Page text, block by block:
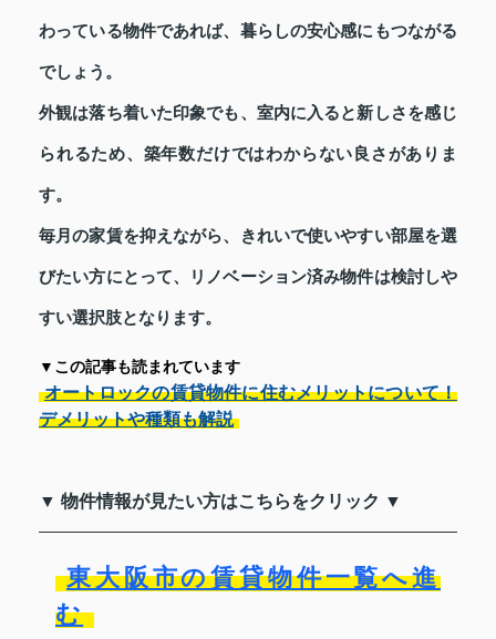
わっている物件であれば、暮らしの安心感にもつながる
でしょう。
外観は落ち着いた印象でも、室内に入ると新しさを感じ
られるため、築年数だけではわからない良さがありま
す。
毎月の家賃を抑えながら、きれいで使いやすい部屋を選
びたい方にとって、リノベーション済み物件は検討しや
すい選択肢となります。
▼この記事も読まれています
オートロックの賃貸物件に住むメリットについて！
デメリットや種類も解説
▼ 物件情報が見たい方はこちらをクリック ▼
東大阪市の賃貸物件一覧へ進
む